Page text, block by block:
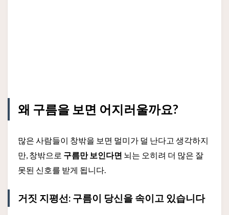
왜 구름을 보면 어지러울까요?
많은 사람들이 창밖을 보면 멀미가 덜 난다고 생각하지
만, 창밖으로 구름만 보인다면 뇌는 오히려 더 많은 잘
못된 신호를 받게 됩니다.
거짓 지평선: 구름이 당신을 속이고 있습니다